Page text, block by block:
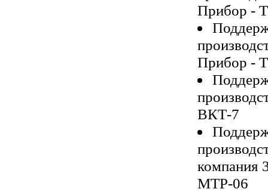
Прибор -
Прибор -
ВКТ-7
МТР-06